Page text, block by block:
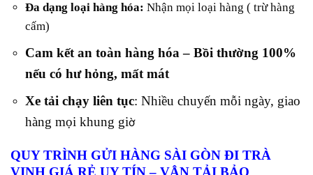
Đa dạng loại hàng hóa: Nhận mọi loại hàng ( trừ hàng
cấm)
Cam kết an toàn hàng hóa – Bồi thường 100%
nếu có hư hỏng, mất mát
Xe tải chạy liên tục: Nhiều chuyến mỗi ngày, giao
hàng mọi khung giờ
QUY TRÌNH GỬI HÀNG SÀI GÒN ĐI TRÀ
VINH GIÁ RẺ UY TÍN – VẬN TẢI BẢO